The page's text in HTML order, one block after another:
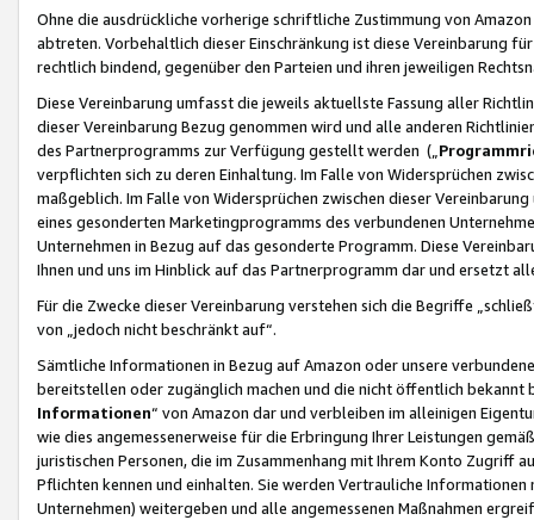
Ohne die ausdrückliche vorherige schriftliche Zustimmung von
abtreten. Vorbehaltlich dieser Einschränkung ist diese Vereinbarung
rechtlich bindend, gegenüber den Parteien und ihren jeweiligen
Diese Vereinbarung umfasst die jeweils aktuellste Fassung aller
dieser Vereinbarung Bezug genommen wird und alle anderen
des Partnerprogramms zur Verfügung gestellt werden („
verpflichten sich zu deren Einhaltung. Im Falle von Widersprüchen
maßgeblich. Im Falle von Widersprüchen zwischen dieser
eines gesonderten Marketingprogramms des verbundenen
Unternehmen in Bezug auf das gesonderte Programm. Diese
Ihnen und uns im Hinblick auf das Partnerprogramm dar und ersetzt
Für die Zwecke dieser Vereinbarung verstehen sich die Begriffe
von „jedoch nicht beschränkt auf“.
Sämtliche Informationen in Bezug auf Amazon oder unsere
bereitstellen oder zugänglich machen und die nicht öffentlich
Informationen“ von Amazon dar und verbleiben im alleinigen
wie dies angemessenerweise für die Erbringung Ihrer Leistungen
juristischen Personen, die im Zusammenhang mit Ihrem Konto
Pflichten kennen und einhalten. Sie werden Vertrauliche
Unternehmen) weitergeben und alle angemessenen Maßnahmen